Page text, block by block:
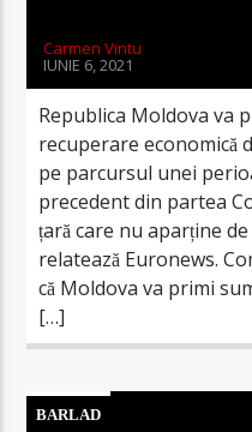
Carmen Vintu
IUNIE 6, 2021
Republica Moldova va
recuperare economică
pe parcursul unei
precedent din partea
țară care nu aparține
relatează Euronews.
că Moldova va primi
[…]
BARLAD